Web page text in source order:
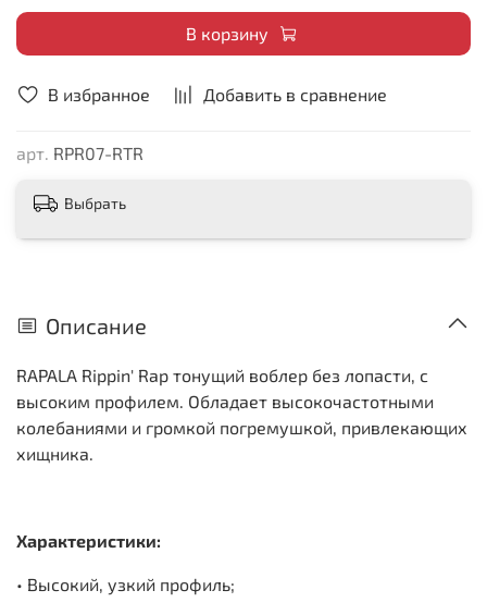
В избранное Добавить в сравнение
арт. RPR07-RTR
В корзину
Выбрать
Описание
RAPALA Rippin' Rap тонущий воблер без лопасти, с
высоким профилем. Обладает высокочастотными
колебаниями и громкой погремушкой, привлекающих
хищника.
Характеристики:
• Высокий, узкий профиль;